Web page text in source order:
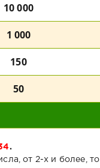
10 000
1 000
150
50
.
от 2-х и более, то